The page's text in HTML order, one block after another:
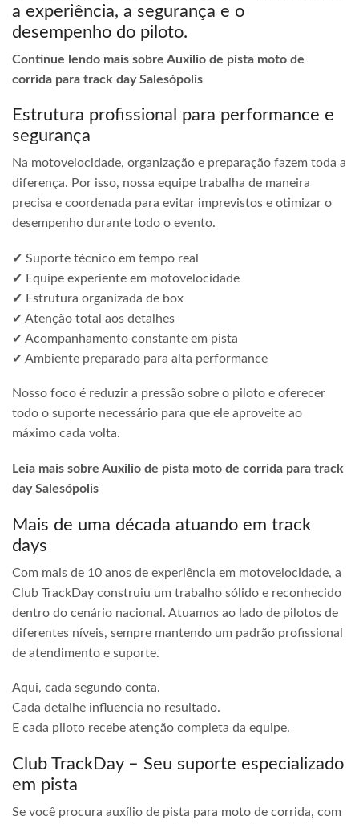
a experiência, a segurança e o
desempenho do piloto.
Continue lendo mais sobre Auxilio de pista moto de
corrida para track day Salesópolis
Estrutura profissional para performance e
segurança
Na motovelocidade, organização e preparação fazem toda a
diferença. Por isso, nossa equipe trabalha de maneira
precisa e coordenada para evitar imprevistos e otimizar o
desempenho durante todo o evento.
✔ Suporte técnico em tempo real
✔ Equipe experiente em motovelocidade
✔ Estrutura organizada de box
✔ Atenção total aos detalhes
✔ Acompanhamento constante em pista
✔ Ambiente preparado para alta performance
Nosso foco é reduzir a pressão sobre o piloto e oferecer
todo o suporte necessário para que ele aproveite ao
máximo cada volta.
Leia mais sobre Auxilio de pista moto de corrida para track
day Salesópolis
Mais de uma década atuando em track
days
Com mais de 10 anos de experiência em motovelocidade, a
Club TrackDay construiu um trabalho sólido e reconhecido
dentro do cenário nacional. Atuamos ao lado de pilotos de
diferentes níveis, sempre mantendo um padrão profissional
de atendimento e suporte.
Aqui, cada segundo conta.
Cada detalhe influencia no resultado.
E cada piloto recebe atenção completa da equipe.
Club TrackDay – Seu suporte especializado
em pista
Se você procura auxílio de pista para moto de corrida, com